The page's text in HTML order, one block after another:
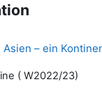
– ein
( W2022/23)